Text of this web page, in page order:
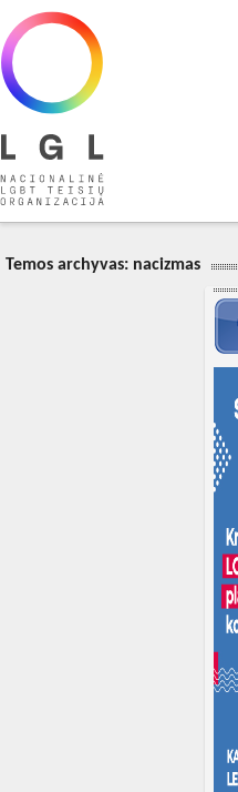
Nacionalinė LGBT teisių
Temos archyvas: nacizmas